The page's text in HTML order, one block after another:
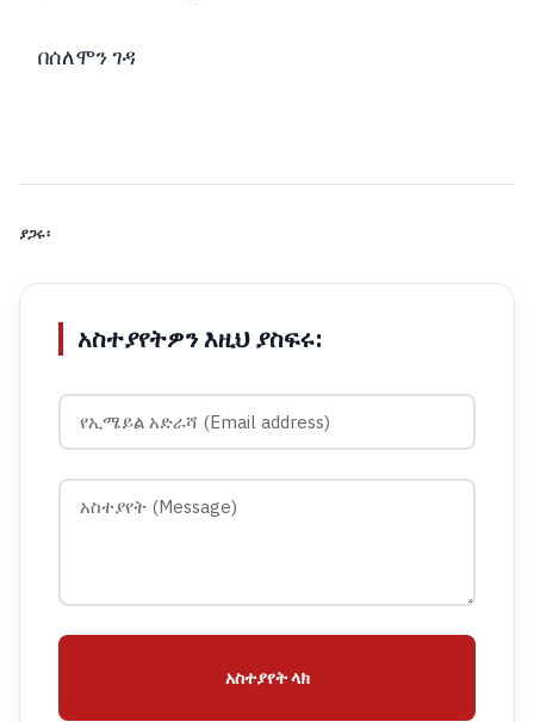
በሰለሞን ገዳ
ያጋሩ፡
አስተያየትዎን እዚህ ያስፍሩ:
አስተያየት ላክ